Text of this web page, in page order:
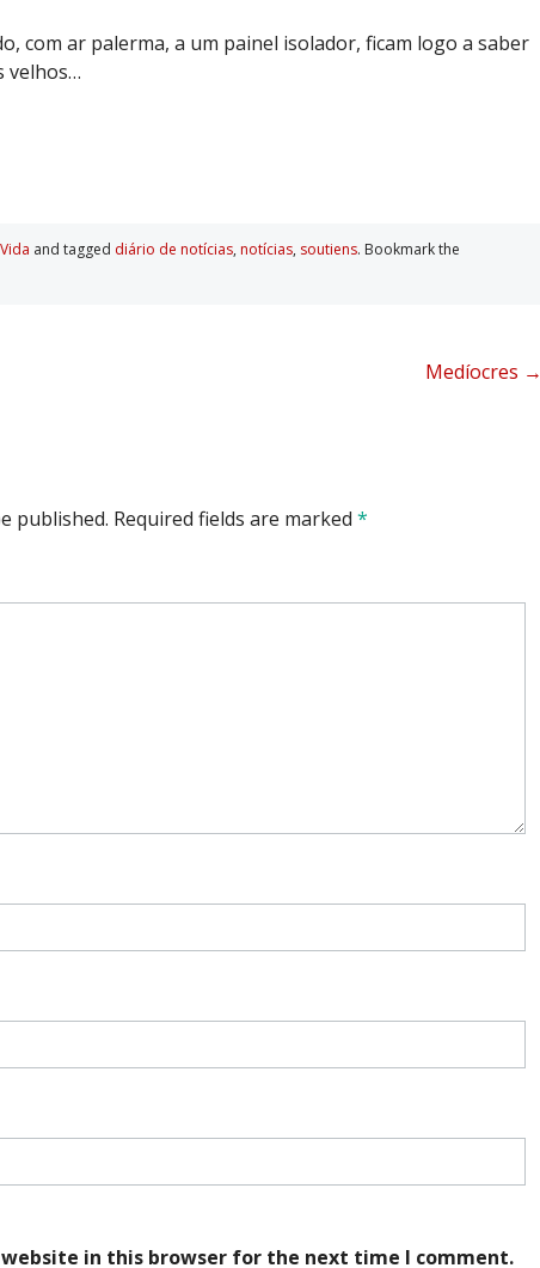
com ar palerma, a um painel isolador, ficam logo a saber
velhos…
and tagged diário de notí­cias, notí­cias, soutiens. Bookmark the
Medíocres →
published. Required fields are marked *
website in this browser for the next time I comment.